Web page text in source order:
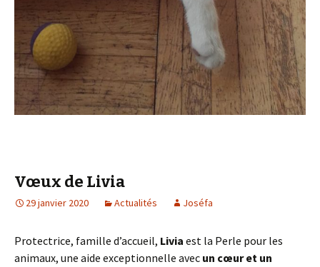
Vœux de Livia
29 janvier 2020 Actualités Joséfa
Protectrice, famille d’accueil, Livia est la Perle pour les
animaux, une aide exceptionnelle avec un cœur et un